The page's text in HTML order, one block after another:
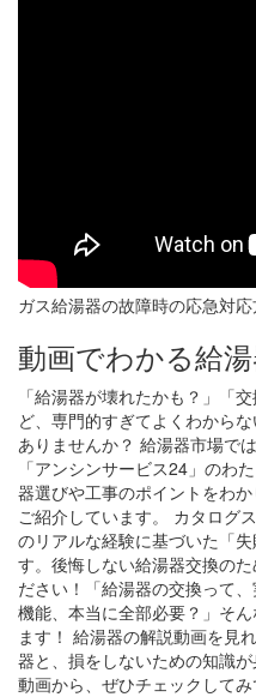
ガス給湯器の故障時の応急対応
動画でわかる給
「給湯器が壊れたかも？」「
ど、専門的すぎてよくわから
ありませんか？ 給湯器市場で
「アンシンサービス24」のわ
器選びや工事のポイントをわ
ご紹介しています。 カタログ
のリアルな経験に基づいた「
す。後悔しない給湯器交換の
ださい！「給湯器の交換って
機能、本当に全部必要？」そ
ます！ 給湯器の解説動画を見
器と、損をしないための知識
動画から、ぜひチェックしてみ